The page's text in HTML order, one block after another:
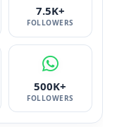
7.5K+
FOLLOWERS
500K+
FOLLOWERS